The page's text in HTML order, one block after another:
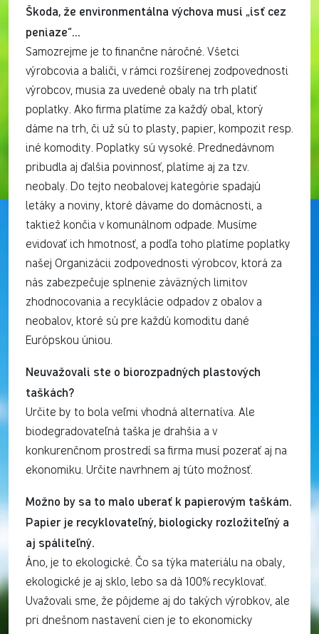
Škoda, že environmentálna výchova musí „ísť cez
peniaze“…
Samozrejme je to finančne náročné. Všetci
výrobcovia a baliči, v rámci rozšírenej zodpovednosti
výrobcov, musia za uvedené obaly na trh platiť
poplatky. Ako firma platíme za každý obal, ktorý
dáme na trh, či už sú to plasty, papier, kompozit resp.
iné komodity. Poplatky sú vysoké. Prednedávnom
pribudla aj ďalšia povinnosť, platíme aj za tzv.
neobaly. Do tejto neobalovej kategórie spadajú
letáky a noviny, ktoré dávame do domácnosti, a
taktiež končia v komunálnom odpade. Musíme
evidovať ich hmotnosť, a podľa toho platíme poplatky
našej Organizácii zodpovednosti výrobcov, ktorá za
nás zabezpečuje splnenie záväzných limitov
zhodnocovania a recyklácie odpadov z obalov a
neobalov, ktoré sú pre každú komoditu dané
Európskou úniou.
Neuvažovali ste o biorozpadných plastových
taškách?
Určite by to bola veľmi vhodná alternatíva. Ale
biodegradovateľná taška je drahšia a v
konkurenčnom prostredí sa firma musí pozerať aj na
ekonomiku. Určite navrhnem aj túto možnosť.
Možno by sa to malo uberať k papierovým taškám.
Papier je recyklovateľný, biologicky rozložiteľný a
aj spáliteľný.
Áno, je to ekologické. Čo sa týka materiálu na obaly,
ekologické je aj sklo, lebo sa dá 100% recyklovať.
Uvažovali sme, že pôjdeme aj do takých výrobkov, ale
pri dnešnom nastavení cien je to ekonomicky